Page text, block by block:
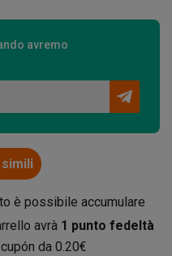
avremo
è possibile accumulare
avrà 1 punto fedeltà
da 0.20€